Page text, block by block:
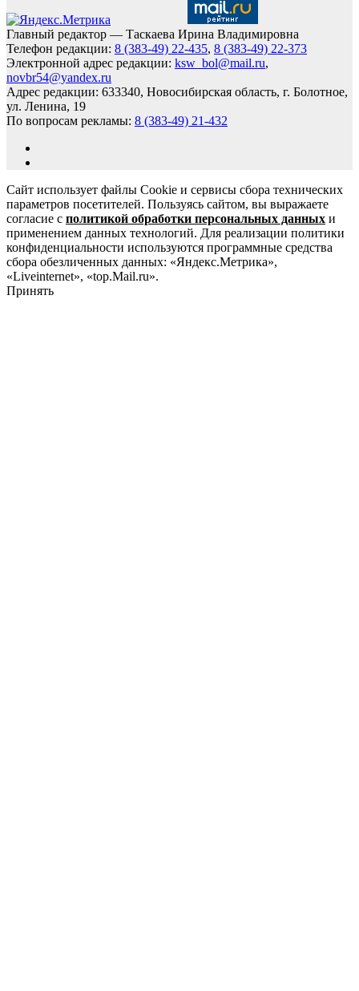
Главный редактор — Таскаева Ирина Владимировна
Телефон редакции: 8 (383-49) 22-435, 8 (383-49) 22-373
Электронной адрес редакции: ksw_bol@mail.ru,
novbr54@yandex.ru
Адрес редакции: 633340, Новосибирская область, г. Болотное,
ул. Ленина, 19
По вопросам рекламы: 8 (383-49) 21-432
Сайт использует файлы Cookie и сервисы сбора технических
параметров посетителей. Пользуясь сайтом, вы выражаете
согласие с политикой обработки персональных данных и
применением данных технологий. Для реализации политики
конфиденциальности используются программные средства
сбора обезличенных данных: «Яндекс.Метрика»,
«Liveinternet», «top.Mail.ru».
Принять